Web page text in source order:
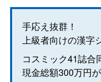
手応え抜群！
上級者向けの漢字
コスミック41誌合
現金総額300万円